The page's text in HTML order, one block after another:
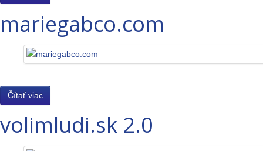
mariegabco.com
Čítať viac
volimludi.sk 2.0